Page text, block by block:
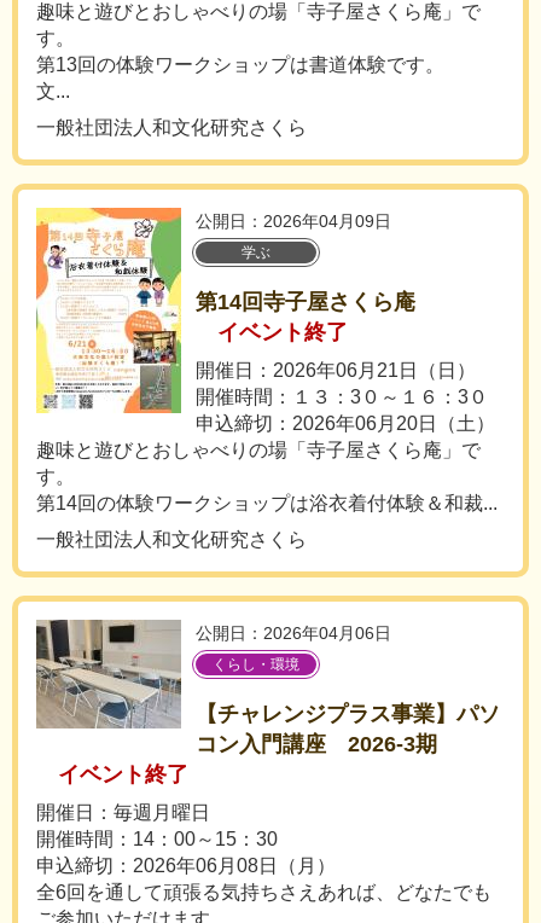
趣味と遊びとおしゃべりの場「寺子屋さくら庵」で
す。
第13回の体験ワークショップは書道体験です。
文...
一般社団法人和文化研究さくら
公開日：2026年04月09日
学ぶ
第14回寺子屋さくら庵
イベント終了
開催日：2026年06月21日（日）
開催時間：１３：3０～１６：3０
申込締切：2026年06月20日（土）
趣味と遊びとおしゃべりの場「寺子屋さくら庵」で
す。
第14回の体験ワークショップは浴衣着付体験＆和裁...
一般社団法人和文化研究さくら
公開日：2026年04月06日
くらし・環境
【チャレンジプラス事業】パソ
コン入門講座 2026-3期
イベント終了
開催日：毎週月曜日
開催時間：14：00～15：30
申込締切：2026年06月08日（月）
全6回を通して頑張る気持ちさえあれば、どなたでも
ご参加いただけます